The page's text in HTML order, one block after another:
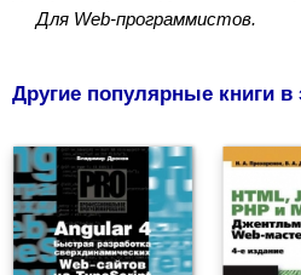
Для Web-программистов.
Другие популярные книги в